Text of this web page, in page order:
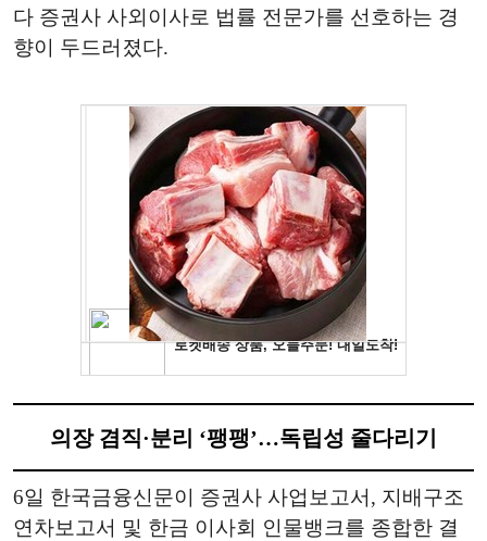
다 증권사 사외이사로 법률 전문가를 선호하는 경
향이 두드러졌다.
의장 겸직·분리 ‘팽팽’…독립성 줄다리기
6일 한국금융신문이 증권사 사업보고서, 지배구조
연차보고서 및 한금 이사회 인물뱅크를 종합한 결